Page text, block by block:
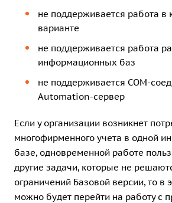
не поддерживается работа в
варианте
не поддерживается работа
информационных баз
не поддерживается COM-
Automation-сервер
Если у организации возникнет
многофирменного учета в одной
базе, одновременной работе
другие задачи, которые не
ограничений Базовой версии, то в
можно будет перейти на работу с